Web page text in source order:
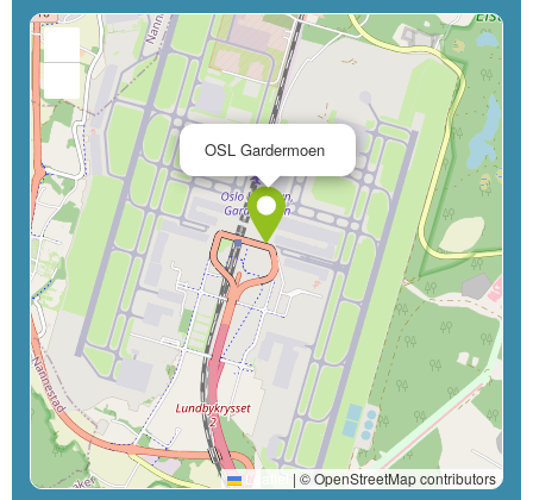
OSL Gardermoen
Leaflet | © OpenStreetMap contributors